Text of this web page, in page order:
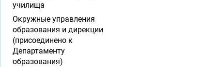
училища
Окружные управления
образования и дирекции
(присоединено к
Департаменту
образования)